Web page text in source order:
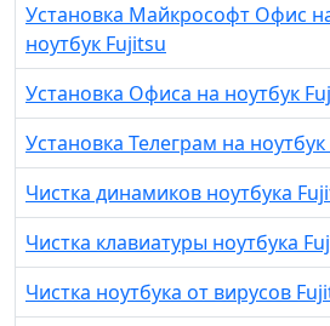
Установка Майкрософт Офис
ноутбук Fujitsu
Установка Офиса на ноутбук
Установка Телеграм на
Чистка динамиков ноутбука
Чистка клавиатуры ноутбука
Чистка ноутбука от вирусов